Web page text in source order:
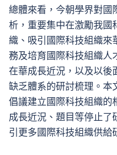
總體來看，今朝學界對國
析，重要集中在激勵我國
織、吸引國際科技組織來
務及培育國際科技組織人
在華成長近況，以及以後
缺乏體系的研討梳理。本
倡議建立國際科技組織的
成長近況、題目等停止了
引更多國際科技組織供給